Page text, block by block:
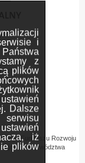
i
z
plików
Dalsze
iż
plików
Funduszu Rozwoju
Województwa